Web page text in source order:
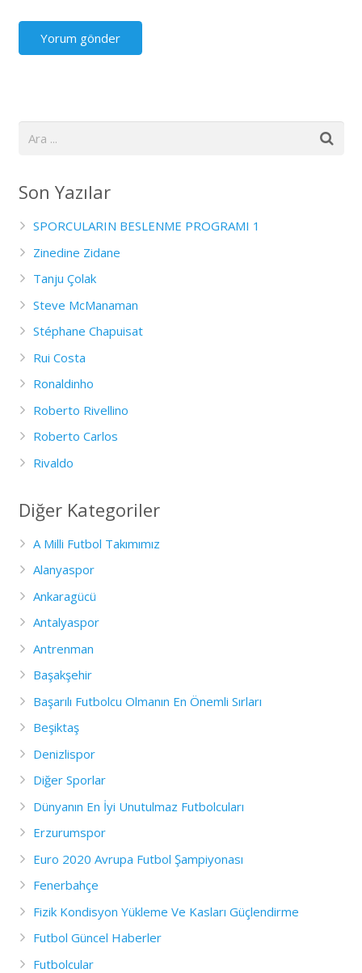
Son Yazılar
SPORCULARIN BESLENME PROGRAMI 1
Zinedine Zidane
Tanju Çolak
Steve McManaman
Stéphane Chapuisat
Rui Costa
Ronaldinho
Roberto Rivellino
Roberto Carlos
Rivaldo
Diğer Kategoriler
A Milli Futbol Takımımız
Alanyaspor
Ankaragücü
Antalyaspor
Antrenman
Başakşehir
Başarılı Futbolcu Olmanın En Önemli Sırları
Beşiktaş
Denizlispor
Diğer Sporlar
Dünyanın En İyi Unutulmaz Futbolcuları
Erzurumspor
Euro 2020 Avrupa Futbol Şampiyonası
Fenerbahçe
Fizik Kondisyon Yükleme Ve Kasları Güçlendirme
Futbol Güncel Haberler
Futbolcular